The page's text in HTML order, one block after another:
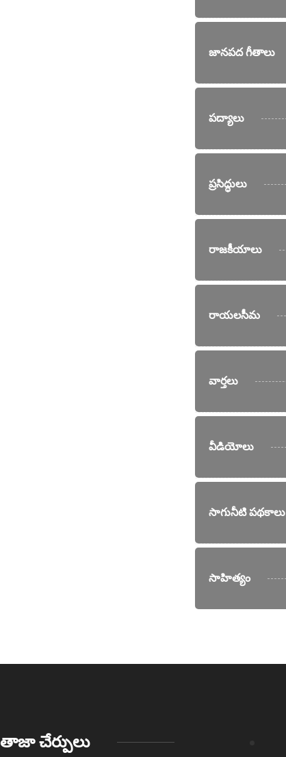
జానపద గీతాలు
పద్యాలు
ప్రసిద్ధులు
రాజకీయాలు
రాయలసీమ
వార్తలు
వీడియోలు
సాగునీటి పథకాలు
సాహిత్యం
తాజా చేర్పులు